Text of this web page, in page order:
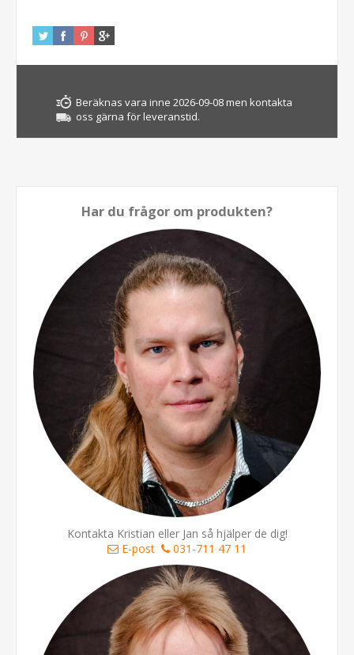
Beräknas vara inne 2026-09-08 men kontakta
oss gärna för leveranstid.
Har du frågor om produkten?
Kontakta Kristian eller Jan så hjälper de dig!
E-post
031-711 47 11